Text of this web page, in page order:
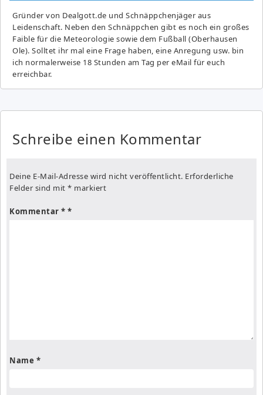
Gründer von Dealgott.de und Schnäppchenjäger aus
Leidenschaft. Neben den Schnäppchen gibt es noch ein großes
Fai­ble für die Meteorologie sowie dem Fußball (Oberhausen
Ole). Solltet ihr mal eine Frage haben, eine Anregung usw. bin
ich normalerweise 18 Stunden am Tag per eMail für euch
erreichbar.
Schreibe einen Kommentar
Deine E-Mail-Adresse wird nicht veröffentlicht. Erforderliche
Felder sind mit * markiert
Kommentar *
Name *